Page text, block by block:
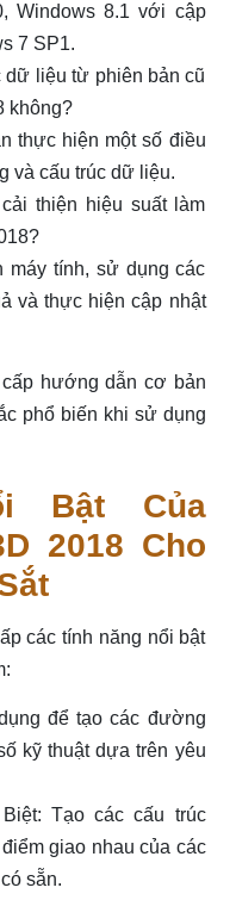
Windows 8.1 với cập
7 SP1.
dữ liệu từ phiên bản cũ
không?
thực hiện một số điều
và cấu trúc dữ liệu.
thiện hiệu suất làm
máy tính, sử dụng các
và thực hiện cập nhật
hướng dẫn cơ bản
phổ biến khi sử dụng
Bật Của
2018 Cho
các tính năng nổi bật
để tạo các đường
kỹ thuật dựa trên yêu
Tạo các cấu trúc
giao nhau của các
sẵn.